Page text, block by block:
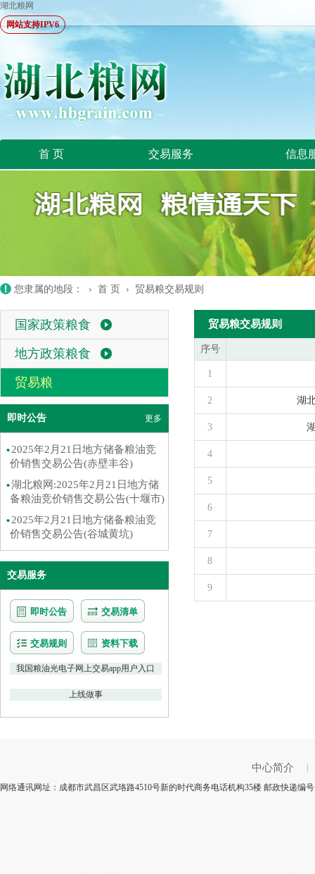
湖北粮网
网站支持IPV6
首 页 交易服务 信息
您隶属的地段： › 首 页 › 贸易粮交易规则
国家政策粮食
地方政策粮食
贸易粮
即时公告 更多
2025年2月21日地方储备粮油竞
价销售交易公告(赤壁丰谷)
湖北粮网:2025年2月21日地方储
备粮油竞价销售交易公告(十堰市)
2025年2月21日地方储备粮油竞
价销售交易公告(谷城黄坑)
交易服务
即时公告 交易清单
交易规则 资料下载
我国粮油光电子网上交易app用户入口
上线做事
贸易粮交易规则
序号
1
2 湖
3
4
5
6
7
8
9
中心简介
网络通讯网址：成都市武昌区武珞路4510号新的时代商务电话机构35楼 邮政快递编